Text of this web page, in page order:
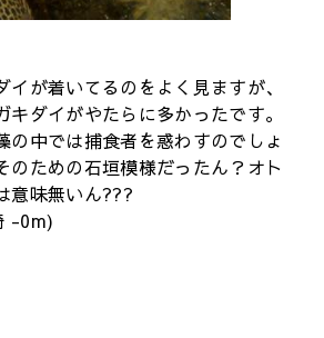
イが着いてるのをよく見ますが、
キダイがやたらに多かったです。
の中では捕食者を惑わすのでしょ
のための石垣模様だったん？オト
意味無いん???
-0m)